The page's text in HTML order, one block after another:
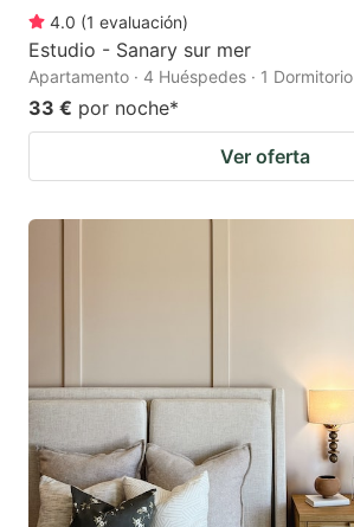
4.0 (1 evaluación)
Estudio - Sanary sur mer
Apartamento · 4 Huéspedes · 1 Dormitorio
33 € por noche*
Ver oferta